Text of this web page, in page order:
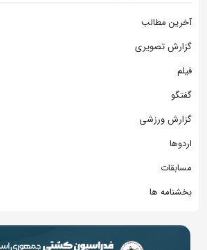
آخرین مطالب
گزارش تصویری
فیلم
گفتگو
گزارش ورزشی
اردوها
مسابقات
بخشنامه ها